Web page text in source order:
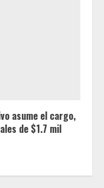
asume el cargo,
de $1.7 mil